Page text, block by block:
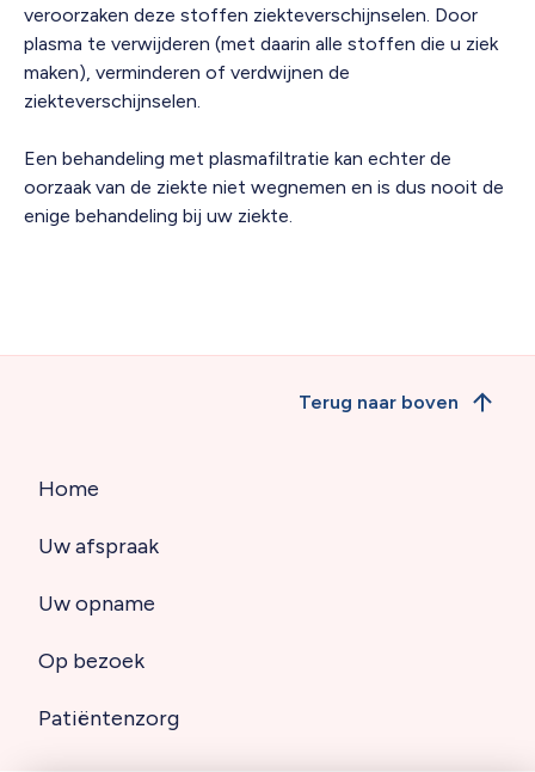
veroorzaken deze stoffen ziekteverschijnselen. Door
plasma te verwijderen (met daarin alle stoffen die u ziek
maken), verminderen of verdwijnen de
ziekteverschijnselen.
Een behandeling met plasmafiltratie kan echter de
oorzaak van de ziekte niet wegnemen en is dus nooit de
enige behandeling bij uw ziekte.
(footer)
Home
Uw afspraak
Uw opname
Op bezoek
Patiëntenzorg
Terug naar boven